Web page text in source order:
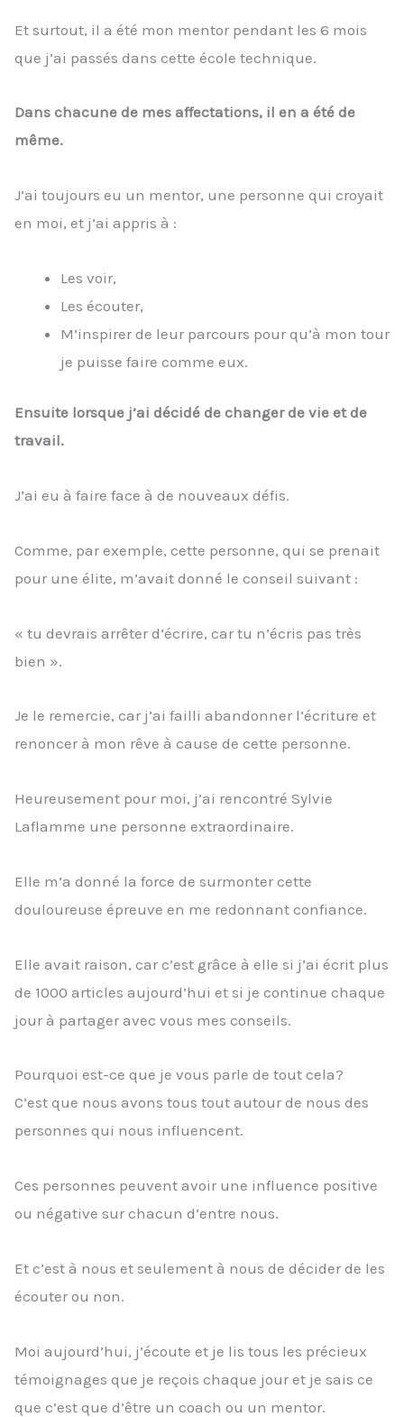
Et surtout, il a été mon mentor pendant les 6 mois
que j’ai passés dans cette école technique.
Dans chacune de mes affectations, il en a été de
même.
J’ai toujours eu un mentor, une personne qui croyait
en moi, et j’ai appris à :
Les voir,
Les écouter,
M’inspirer de leur parcours pour qu’à mon tour
je puisse faire comme eux.
Ensuite lorsque j’ai décidé de changer de vie et de
travail.
J’ai eu à faire face à de nouveaux défis.
Comme, par exemple, cette personne, qui se prenait
pour une élite, m’avait donné le conseil suivant :
« tu devrais arrêter d’écrire, car tu n’écris pas très
bien ».
Je le remercie, car j’ai failli abandonner l’écriture et
renoncer à mon rêve à cause de cette personne.
Heureusement pour moi, j’ai rencontré Sylvie
Laflamme une personne extraordinaire.
Elle m’a donné la force de surmonter cette
douloureuse épreuve en me redonnant confiance.
Elle avait raison, car c’est grâce à elle si j’ai écrit plus
de 1000 articles aujourd’hui et si je continue chaque
jour à partager avec vous mes conseils.
Pourquoi est-ce que je vous parle de tout cela?
C’est que nous avons tous tout autour de nous des
personnes qui nous influencent.
Ces personnes peuvent avoir une influence positive
ou négative sur chacun d’entre nous.
Et c’est à nous et seulement à nous de décider de les
écouter ou non.
Moi aujourd’hui, j’écoute et je lis tous les précieux
témoignages que je reçois chaque jour et je sais ce
que c’est que d’être un coach ou un mentor.